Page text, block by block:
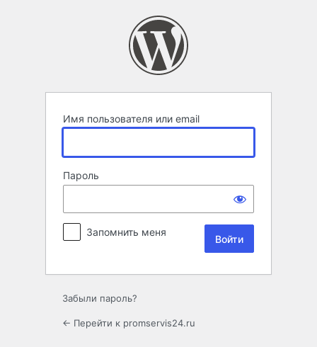
Имя пользователя или email
Пароль
Запомнить меня
Забыли пароль?
← Перейти к promservis24.ru